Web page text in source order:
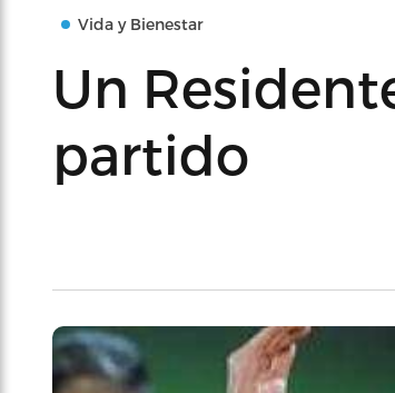
Vida y Bienestar
Un
partido